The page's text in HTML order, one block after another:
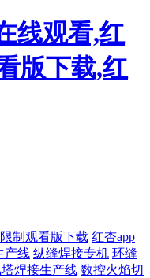
线观看,红
版下载,红
制观看版下载 红杏app
产线 纵缝焊接专机 环缝
塔焊接生产线 数控火焰切